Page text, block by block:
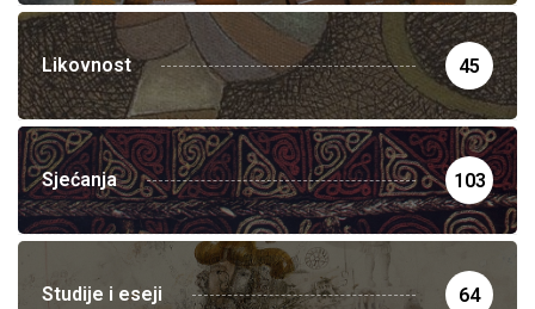
Likovnost 45
Sjećanja 103
Studije i eseji 64